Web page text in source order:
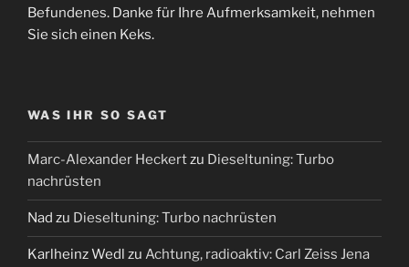
Befundenes. Danke für Ihre Aufmerksamkeit, nehmen
Sie sich einen Keks.
WAS IHR SO SAGT
Marc-Alexander Heckertzu Dieseltuning: Turbo
nachrüsten
Nad zu Dieseltuning: Turbo nachrüsten
Karlheinz Wedl zu Achtung, radioaktiv: Carl Zeiss Jena